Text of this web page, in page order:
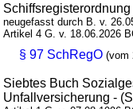
Schiffsregisterordnung
neugefasst durch B. v.
Artikel 4 G. v. 18.06.2026
§ 97 SchRegO (vom
Siebtes Buch
Unfallversicherung -